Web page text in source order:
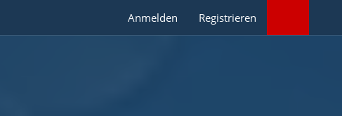
Anmelden Registrieren